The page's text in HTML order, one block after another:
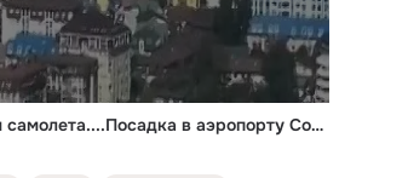
Адлер под крылом самолета....Посадка в аэропорту Сочи ✈️